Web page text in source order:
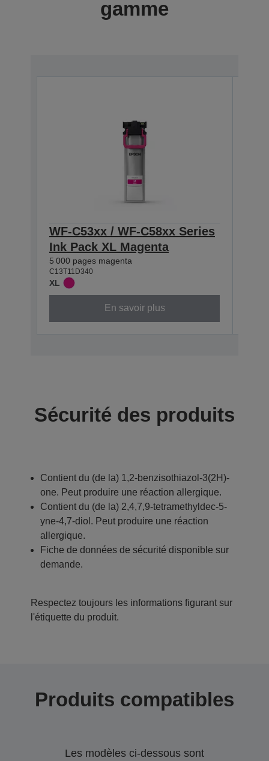
gamme
WF-C53xx / WF-C58xx Series
Ink Pack XL Magenta
5 000 pages magenta
C13T11D340
XL
En savoir plus
Sécurité des produits
Contient du (de la) 1,2-benzisothiazol-3(2H)-
one. Peut produire une réaction allergique.
Contient du (de la) 2,4,7,9-tetramethyldec-5-
yne-4,7-diol. Peut produire une réaction
allergique.
Fiche de données de sécurité disponible sur
demande.
Respectez toujours les informations figurant sur
l'étiquette du produit.
Produits compatibles
Les modèles ci-dessous sont